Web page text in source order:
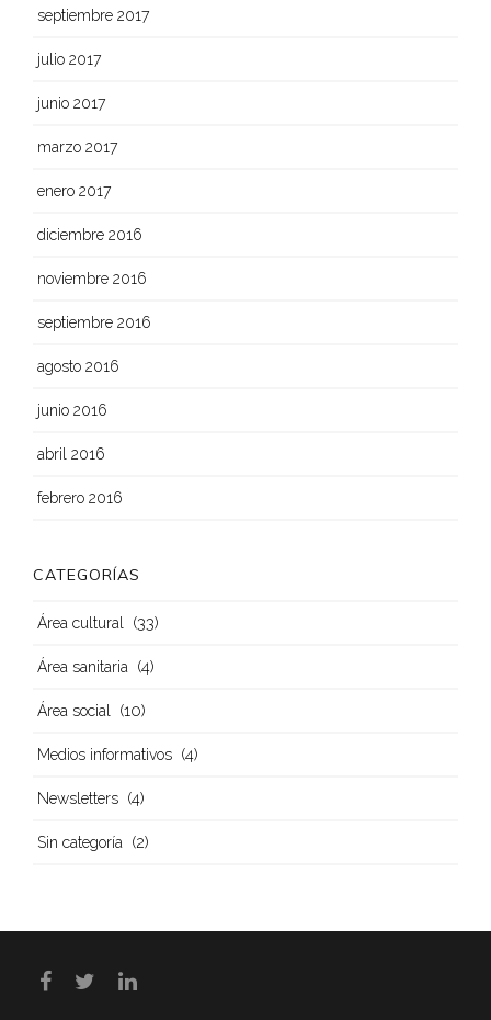
septiembre 2017
julio 2017
junio 2017
marzo 2017
enero 2017
diciembre 2016
noviembre 2016
septiembre 2016
agosto 2016
junio 2016
abril 2016
febrero 2016
CATEGORÍAS
Área cultural (33)
Área sanitaria (4)
Área social (10)
Medios informativos (4)
Newsletters (4)
Sin categoría (2)